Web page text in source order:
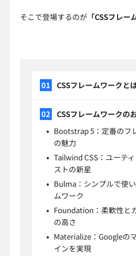
そこで登場するのが 「CSSフレー
CSSフレームワークと
CSSフレームワークの
Bootstrap 5：定番のフ
の魅力
Tailwind CSS：ユーテ
ストの新星
Bulma：シンプルで使
ムワーク
Foundation：柔軟性と
の高さ
Materialize：Googleの
インを実現